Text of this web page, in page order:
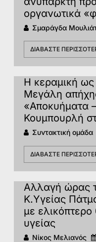
οργανωτικά
Σμαράγδα
ΔΙΑΒΆΣΤΕ
Η κεραμική ως
Μεγάλη
«Αποκυήματα
Κουμπουρλή
Συντακτική ομάδα
ΔΙΑΒΆΣΤΕ
Αλλαγή ώρας
Κ.Υγείας
με
υγείας
Νίκος Μελιανός